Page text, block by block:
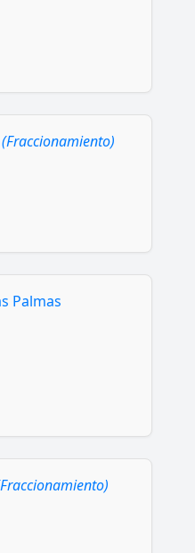
(Fraccionamiento)
Palmas